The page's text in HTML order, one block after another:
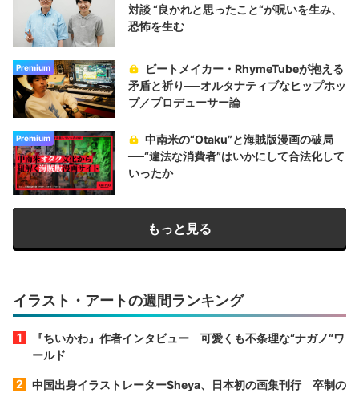
対談 “良かれと思ったこと“が呪いを生み、
恐怖を生む
Premium
ビートメイカー・RhymeTubeが抱える
矛盾と祈り──オルタナティブなヒップホッ
プ／プロデューサー論
Premium
中南米の“Otaku”と海賊版漫画の破局
──“違法な消費者”はいかにして合法化して
いったか
もっと見る
イラスト・アートの週間ランキング
『ちいかわ』作者インタビュー 可愛くも不条理な“ナガノ“ワ
ールド
中国出身イラストレーターSheya、日本初の画集刊行 卒制の